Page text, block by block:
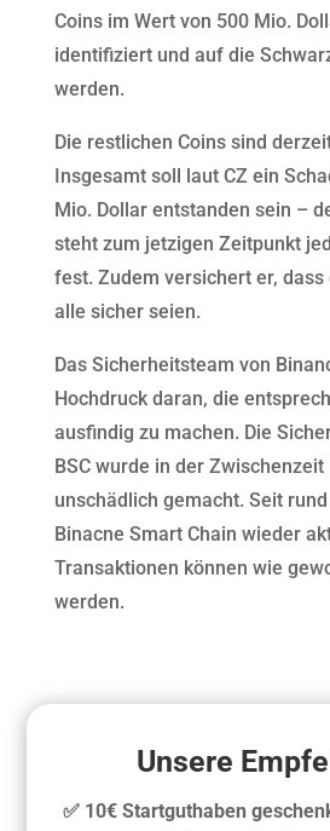
Coins im Wert von 500 Mio.
identifiziert und auf die
werden.
Die restlichen Coins sind
Insgesamt soll laut CZ ein
Mio. Dollar entstanden sein –
steht zum jetzigen Zeitpunkt
fest. Zudem versichert er,
alle sicher seien.
Das Sicherheitsteam von
Hochdruck daran, die
ausfindig zu machen. Die
BSC wurde in der
unschädlich gemacht. Seit
Binacne Smart Chain wieder
Transaktionen können wie
werden.
Unsere
✅ 10€ Startguthaben